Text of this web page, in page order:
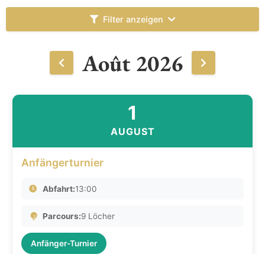
Filter anzeigen
Août 2026
1
AUGUST
Anfängerturnier
Abfahrt:13:00
Parcours:9 Löcher
Anfänger-Turnier